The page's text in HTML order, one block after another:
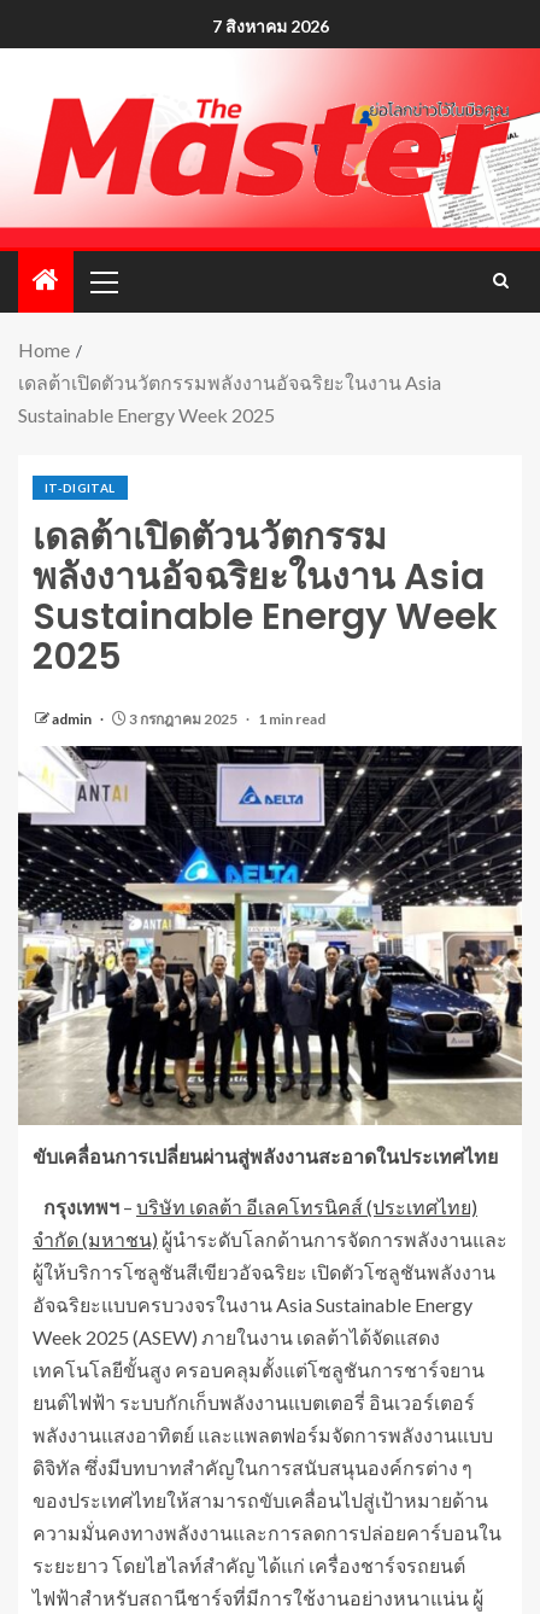
7 สิงหาคม 2026
Home
เดลต้าเปิดตัวนวัตกรรมพลังงานอัจฉริยะในงาน Asia
Sustainable Energy Week 2025
IT-DIGITAL
เดลต้าเปิดตัวนวัตกรรม
พลังงานอัจฉริยะในงาน Asia
Sustainable Energy Week
2025
admin 3 กรกฎาคม 2025 1 min read
ขับเคลื่อนการเปลี่ยนผ่านสู่พลังงานสะอาดในประเทศไทย
กรุงเทพฯ – บริษัท เดลต้า อีเลคโทรนิคส์ (ประเทศไทย)
จำกัด (มหาชน) ผู้นำระดับโลกด้านการจัดการพลังงานและ
ผู้ให้บริการโซลูชันสีเขียวอัจฉริยะ เปิดตัวโซลูชันพลังงาน
อัจฉริยะแบบครบวงจรในงาน Asia Sustainable Energy
Week 2025 (ASEW) ภายในงาน เดลต้าได้จัดแสดง
เทคโนโลยีขั้นสูง ครอบคลุมตั้งแต่โซลูชันการชาร์จยาน
ยนต์ไฟฟ้า ระบบกักเก็บพลังงานแบตเตอรี่ อินเวอร์เตอร์
พลังงานแสงอาทิตย์ และแพลตฟอร์มจัดการพลังงานแบบ
ดิจิทัล ซึ่งมีบทบาทสำคัญในการสนับสนุนองค์กรต่าง ๆ
ของประเทศไทยให้สามารถขับเคลื่อนไปสู่เป้าหมายด้าน
ความมั่นคงทางพลังงานและการลดการปล่อยคาร์บอนใน
ระยะยาว โดยไฮไลท์สำคัญ ได้แก่ เครื่องชาร์จรถยนต์
ไฟฟ้าสำหรับสถานีชาร์จที่มีการใช้งานอย่างหนาแน่น ผู้